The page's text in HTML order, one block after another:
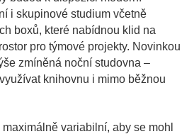
i skupinové studium včetně
boxů, které nabídnou klid na
pro týmové projekty. Novinkou
zmíněná noční studovna –
knihovnu i mimo běžnou
variabilní, aby se mohl